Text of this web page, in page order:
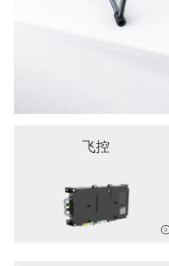
飞控